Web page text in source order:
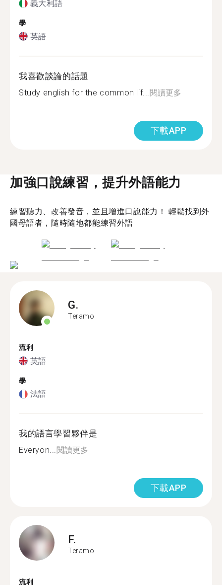
義大利語
學
英語
我喜歡談論的話題
Study english for the common lif... 閱讀更多
下載APP
加強口說練習，提升外語能力
練習聽力、改善發音，並且增進口說能力！ 輕鬆找到外
國母語者，隨時隨地都能練習外語
G.
Teramo
流利
英語
學
法語
我的語言學習夥伴是
Everyon...閱讀更多
下載APP
F.
Teramo
流利